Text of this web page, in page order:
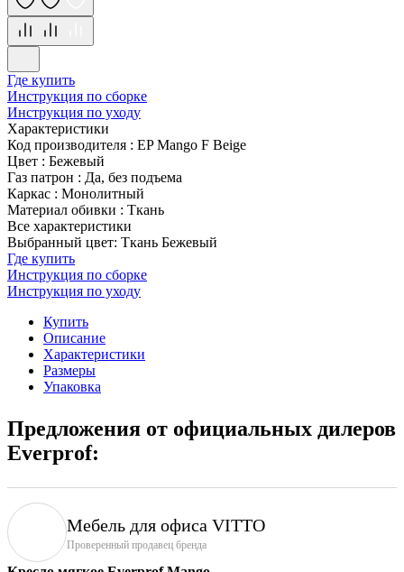
Где купить
Инструкция по сборке
Инструкция по уходу
Характеристики
Код производителя : EP Mango F Beige
Цвет : Бежевый
Газ патрон : Да, без подъема
Каркас : Монолитный
Материал обивки : Ткань
Все характеристики
Выбранный цвет: Ткань Бежевый
Где купить
Инструкция по сборке
Инструкция по уходу
Купить
Описание
Характеристики
Размеры
Упаковка
Предложения от официальных дилеров
Everprof:
Мебель для офиса VITTO
Проверенный продавец бренда